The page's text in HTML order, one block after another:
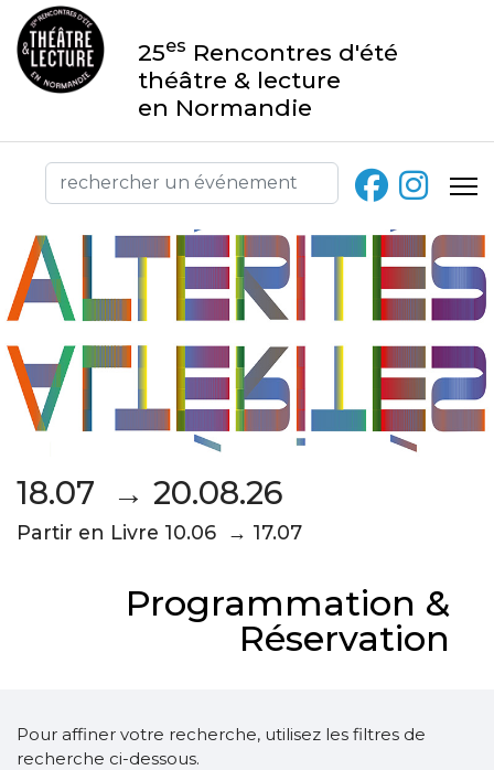
25es Rencontres d'été
théâtre & lecture
en Normandie
18.07 → 20.08.26
Partir en Livre 10.06 → 17.07
Programmation &
Réservation
Pour affiner votre recherche, utilisez les filtres de
recherche ci-dessous.